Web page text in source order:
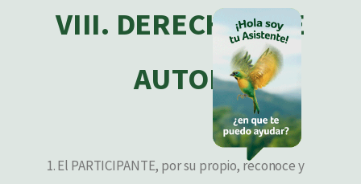
VIII. DERECHOS DE
AUTOR
El PARTICIPANTE, por su propio, reconoce y